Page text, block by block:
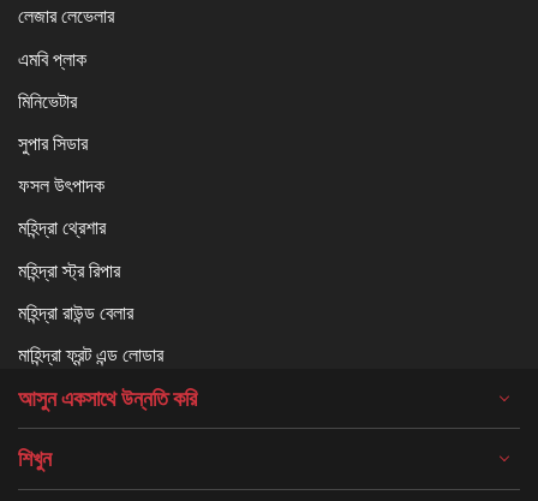
লেজার লেভেলার
এমবি প্লাক
মিনিভেটার
সুপার সিডার
ফসল উৎপাদক
মহিন্দ্রা থ্রেশার
মহিন্দ্রা স্ট্র রিপার
মহিন্দ্রা রাউন্ড বেলার
মাহিন্দ্রা ফ্রন্ট এন্ড লোডার
আসুন একসাথে উন্নতি করি
শিখুন